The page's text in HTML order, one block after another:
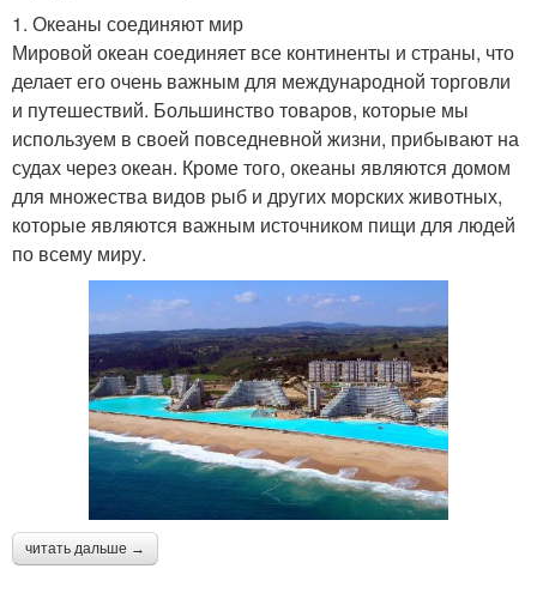
1. Океаны соединяют мир
Мировой океан соединяет все континенты и страны, что
делает его очень важным для международной торговли
и путешествий. Большинство товаров, которые мы
используем в своей повседневной жизни, прибывают на
судах через океан. Кроме того, океаны являются домом
для множества видов рыб и других морских животных,
которые являются важным источником пищи для людей
по всему миру.
читать дальше →